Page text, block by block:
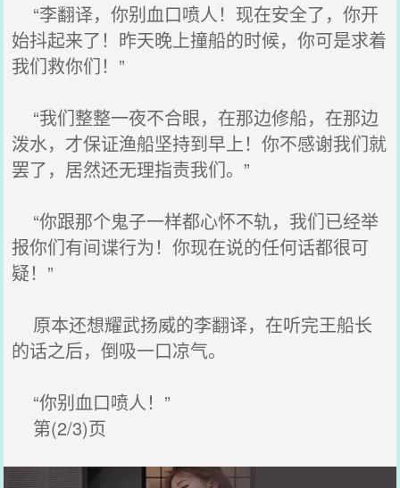
“李翻译，你别血口喷人！现在安全了，你开
始抖起来了！昨天晚上撞船的时候，你可是求着
我们救你们！”
“我们整整一夜不合眼，在那边修船，在那边
泼水，才保证渔船坚持到早上！你不感谢我们就
罢了，居然还无理指责我们。”
“你跟那个鬼子一样都心怀不轨，我们已经举
报你们有间谍行为！你现在说的任何话都很可
疑！”
原本还想耀武扬威的李翻译，在听完王船长
的话之后，倒吸一口凉气。
“你别血口喷人！”
第(2/3)页